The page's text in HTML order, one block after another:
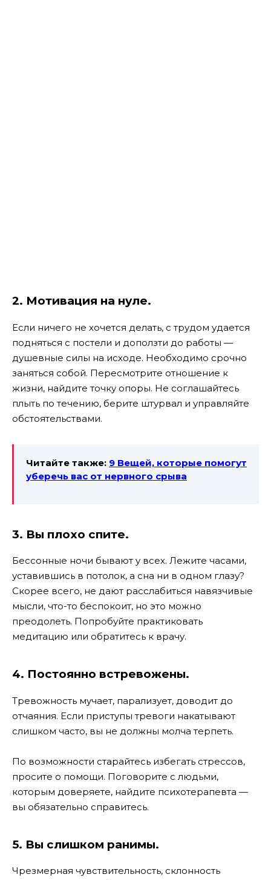
2. Мотивация на нуле.
Если ничего не хочется делать, с трудом удается
подняться с постели и доползти до работы —
душевные силы на исходе. Необходимо срочно
заняться собой. Пересмотрите отношение к
жизни, найдите точку опоры. Не соглашайтесь
плыть по течению, берите штурвал и управляйте
обстоятельствами.
Читайте также: 9 Вещей, которые помогут
уберечь вас от нервного срыва
3. Вы плохо спите.
Бессонные ночи бывают у всех. Лежите часами,
уставившись в потолок, а сна ни в одном глазу?
Скорее всего, не дают расслабиться навязчивые
мысли, что-то беспокоит, но это можно
преодолеть. Попробуйте практиковать
медитацию или обратитесь к врачу.
4. Постоянно встревожены.
Тревожность мучает, парализует, доводит до
отчаяния. Если приступы тревоги накатывают
слишком часто, вы не должны молча терпеть.
По возможности старайтесь избегать стрессов,
просите о помощи. Поговорите с людьми,
которым доверяете, найдите психотерапевта —
вы обязательно справитесь.
5. Вы слишком ранимы.
Чрезмерная чувствительность, склонность